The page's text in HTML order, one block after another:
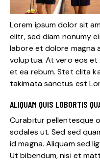
Lorem ipsum dolor sit
elitr, sed diam nonumy
labore et dolore magna
voluptua. At vero eos
et ea rebum. Stet clita
takimata sanctus est
ALIQUAM QUIS LOBORTIS
Curabitur pellentesque
sodales ut. Sed sed
id magna. Aliquam sed
Ut bibendum, nisi et